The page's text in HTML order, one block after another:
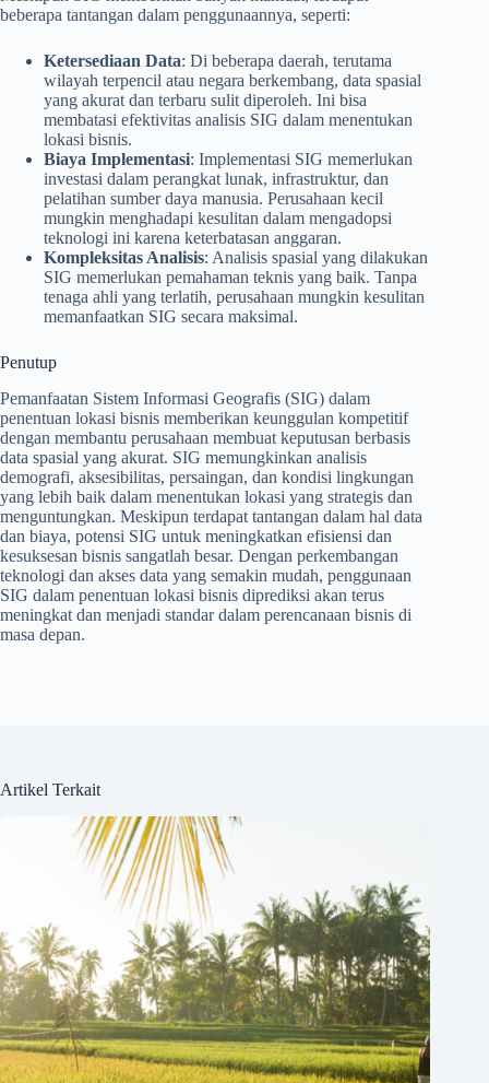
beberapa tantangan dalam penggunaannya, seperti:
Ketersediaan Data: Di beberapa daerah, terutama
wilayah terpencil atau negara berkembang, data spasial
yang akurat dan terbaru sulit diperoleh. Ini bisa
membatasi efektivitas analisis SIG dalam menentukan
lokasi bisnis.
Biaya Implementasi: Implementasi SIG memerlukan
investasi dalam perangkat lunak, infrastruktur, dan
pelatihan sumber daya manusia. Perusahaan kecil
mungkin menghadapi kesulitan dalam mengadopsi
teknologi ini karena keterbatasan anggaran.
Kompleksitas Analisis: Analisis spasial yang dilakukan
SIG memerlukan pemahaman teknis yang baik. Tanpa
tenaga ahli yang terlatih, perusahaan mungkin kesulitan
memanfaatkan SIG secara maksimal.
Penutup
Pemanfaatan Sistem Informasi Geografis (SIG) dalam
penentuan lokasi bisnis memberikan keunggulan kompetitif
dengan membantu perusahaan membuat keputusan berbasis
data spasial yang akurat. SIG memungkinkan analisis
demografi, aksesibilitas, persaingan, dan kondisi lingkungan
yang lebih baik dalam menentukan lokasi yang strategis dan
menguntungkan. Meskipun terdapat tantangan dalam hal data
dan biaya, potensi SIG untuk meningkatkan efisiensi dan
kesuksesan bisnis sangatlah besar. Dengan perkembangan
teknologi dan akses data yang semakin mudah, penggunaan
SIG dalam penentuan lokasi bisnis diprediksi akan terus
meningkat dan menjadi standar dalam perencanaan bisnis di
masa depan.
Artikel Terkait